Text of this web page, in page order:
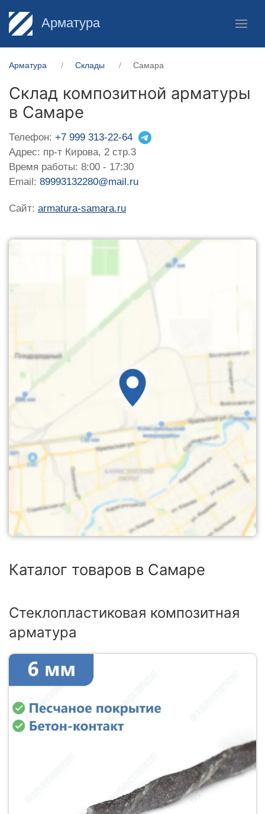
Арматура
Арматура Склады Самара
Склад композитной арматуры
в Самаре
Телефон: +7 999 313-22-64
Адрес: пр-т Кирова, 2 стр.3
Время работы: 8:00 - 17:30
Email: 89993132280@mail.ru
Сайт: armatura-samara.ru
Каталог товаров в Самаре
Стеклопластиковая композитная
арматура